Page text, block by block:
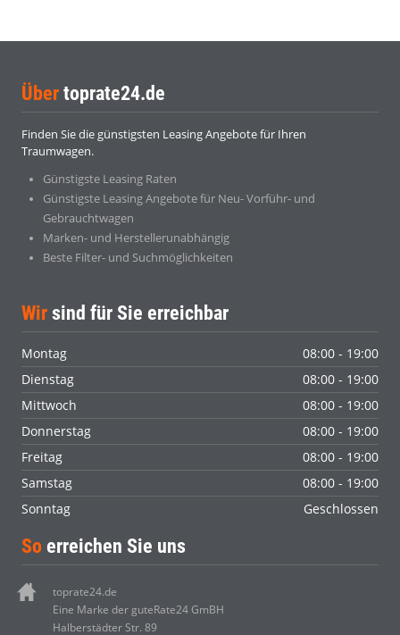
Über toprate24.de
Finden Sie die günstigsten Leasing Angebote für Ihren
Traumwagen.
Günstigste Leasing Raten
Günstigste Leasing Angebote für Neu- Vorführ- und
Gebrauchtwagen
Marken- und Herstellerunabhängig
Beste Filter- und Suchmöglichkeiten
Wir sind für Sie erreichbar
Montag
08:00 - 19:00
Dienstag
08:00 - 19:00
Mittwoch
08:00 - 19:00
Donnerstag
08:00 - 19:00
Freitag
08:00 - 19:00
Samstag
08:00 - 19:00
Sonntag
Geschlossen
So erreichen Sie uns
toprate24.de
Eine Marke der guteRate24 GmBH
Halberstädter Str. 89